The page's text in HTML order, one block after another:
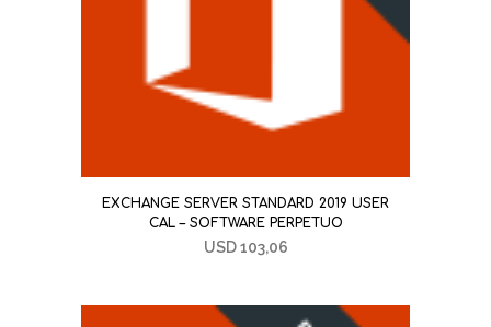
EXCHANGE SERVER STANDARD 2019 USER
CAL – SOFTWARE PERPETUO
USD103,06